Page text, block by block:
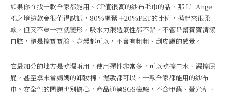
如果你在找一款全家都能用、CP值很高的紗布毛巾的話，那 L’Ange
棉之境這款會很值得試試，80%縲縈＋20%PET的比例，摸起來很柔
軟，但又不會一拉就變形，吸水力跟透氣性都不錯，不管是幫寶寶清潔
口腔，還是擦寶寶臉、身體都可以，不會有粗粗、刮皮膚的感覺。
它最加分的地方是乾濕兩用，使用彈性非常多，可以乾擦口水、濕擦屁
屁，甚至拿來當媽媽的卸妝棉、濕敷都可以，一款全家都能用的紗布
巾。安全性的問題也別擔心，產品通過SGS檢驗，不含甲醛、螢光劑、